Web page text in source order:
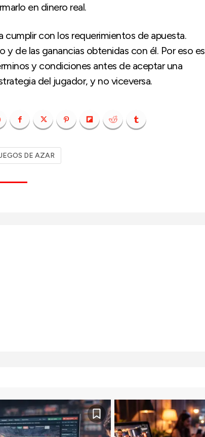
en dinero real.
con los requerimientos de apuesta.
y de las ganancias obtenidas con él. Por eso es
y condiciones antes de aceptar una
del jugador, y no viceversa.
DE AZAR